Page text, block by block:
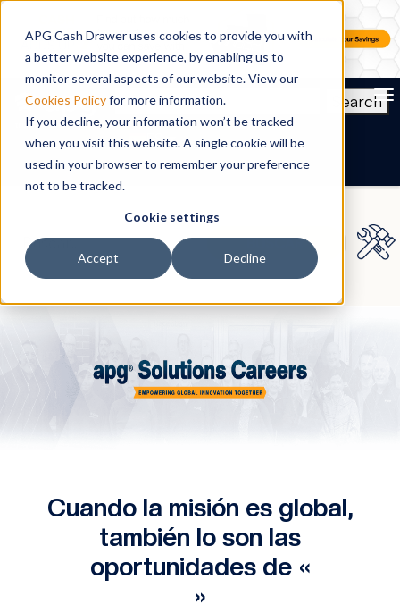
APG Cash Drawer uses cookies to provide you with
a better website experience, by enabling us to
monitor several aspects of our website. View our
Cookies Policyfor more information.
If you decline, your information won’t be tracked
when you visit this website. A single cookie will be
used in your browser to remember your preference
not to be tracked.
Cookie settings
Accept Decline
Search
ES
Cuando la misión es global,
también lo son las
oportunidades de «
»